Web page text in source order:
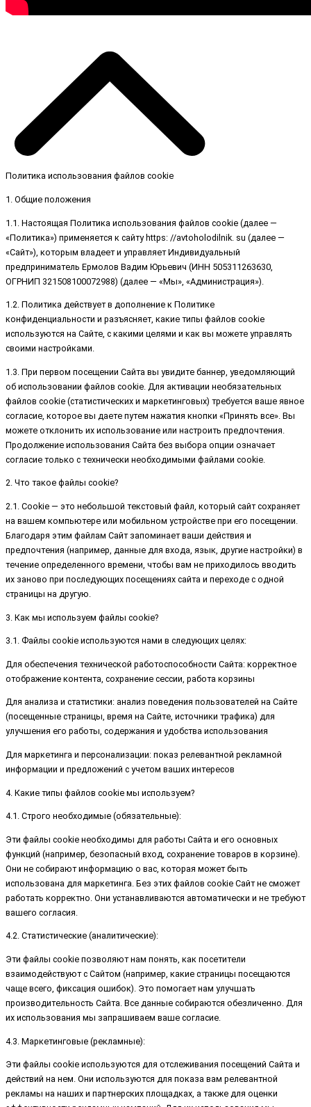
Политика использования файлов cookie
1. Общие положения
1.1. Настоящая Политика использования файлов cookie (далее —
«Политика») применяется к сайту https: //avtoholodilnik. su (далее —
«Сайт»), которым владеет и управляет Индивидуальный
предприниматель Ермолов Вадим Юрьевич (ИНН 505311263630,
ОГРНИП 321508100072988) (далее — «Мы», «Администрация»).
1.2. Политика действует в дополнение к Политике
конфиденциальности и разъясняет, какие типы файлов cookie
используются на Сайте, с какими целями и как вы можете управлять
своими настройками.
1.3. При первом посещении Сайта вы увидите баннер, уведомляющий
об использовании файлов cookie. Для активации необязательных
файлов cookie (статистических и маркетинговых) требуется ваше явное
согласие, которое вы даете путем нажатия кнопки «Принять все». Вы
можете отклонить их использование или настроить предпочтения.
Продолжение использования Сайта без выбора опции означает
согласие только с технически необходимыми файлами cookie.
2. Что такое файлы cookie?
2.1. Cookie — это небольшой текстовый файл, который сайт сохраняет
на вашем компьютере или мобильном устройстве при его посещении.
Благодаря этим файлам Сайт запоминает ваши действия и
предпочтения (например, данные для входа, язык, другие настройки) в
течение определенного времени, чтобы вам не приходилось вводить
их заново при последующих посещениях сайта и переходе с одной
страницы на другую.
3. Как мы используем файлы cookie?
3.1. Файлы cookie используются нами в следующих целях:
Для обеспечения технической работоспособности Сайта: корректное
отображение контента, сохранение сессии, работа корзины
Для анализа и статистики: анализ поведения пользователей на Сайте
(посещенные страницы, время на Сайте, источники трафика) для
улучшения его работы, содержания и удобства использования
Для маркетинга и персонализации: показ релевантной рекламной
информации и предложений с учетом ваших интересов
4. Какие типы файлов cookie мы используем?
4.1. Строго необходимые (обязательные):
Эти файлы cookie необходимы для работы Сайта и его основных
функций (например, безопасный вход, сохранение товаров в корзине).
Они не собирают информацию о вас, которая может быть
использована для маркетинга. Без этих файлов cookie Сайт не сможет
работать корректно. Они устанавливаются автоматически и не требуют
вашего согласия.
4.2. Статистические (аналитические):
Эти файлы cookie позволяют нам понять, как посетители
взаимодействуют с Сайтом (например, какие страницы посещаются
чаще всего, фиксация ошибок). Это помогает нам улучшать
производительность Сайта. Все данные собираются обезличенно. Для
их использования мы запрашиваем ваше согласие.
4.3. Маркетинговые (рекламные):
Эти файлы cookie используются для отслеживания посещений Сайта и
действий на нем. Они используются для показа вам релевантной
рекламы на наших и партнерских площадках, а также для оценки